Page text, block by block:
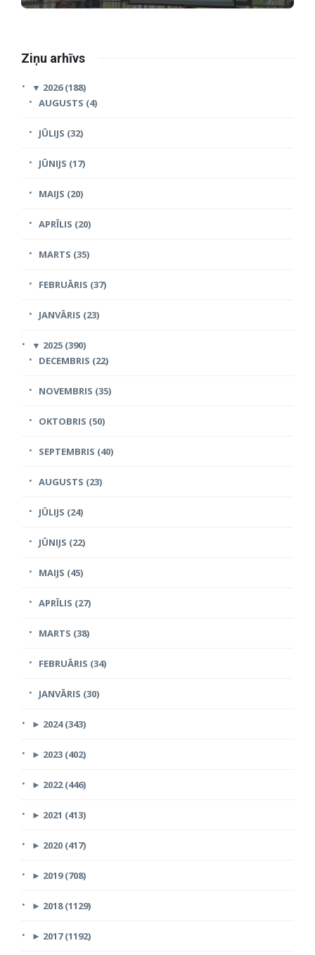
Ziņu arhīvs
▼ 2026 (188)
AUGUSTS (4)
JŪLIJS (32)
JŪNIJS (17)
MAIJS (20)
APRĪLIS (20)
MARTS (35)
FEBRUĀRIS (37)
JANVĀRIS (23)
▼ 2025 (390)
DECEMBRIS (22)
NOVEMBRIS (35)
OKTOBRIS (50)
SEPTEMBRIS (40)
AUGUSTS (23)
JŪLIJS (24)
JŪNIJS (22)
MAIJS (45)
APRĪLIS (27)
MARTS (38)
FEBRUĀRIS (34)
JANVĀRIS (30)
► 2024 (343)
► 2023 (402)
► 2022 (446)
► 2021 (413)
► 2020 (417)
► 2019 (708)
► 2018 (1129)
► 2017 (1192)